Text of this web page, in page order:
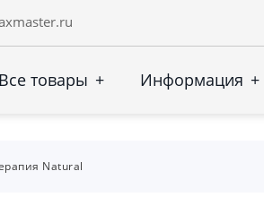
Все товары + Информация +
Natural